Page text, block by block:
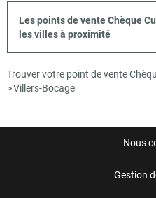
Les points de vente Chèque
les villes à proximité
Trouver votre point de vente
>Villers-Bocage
Nous
Gestion